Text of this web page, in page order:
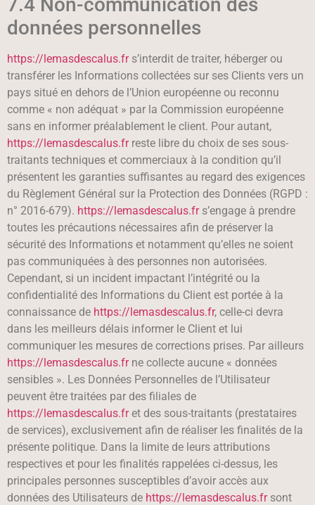
données personnelles
https://lemasdescalus.frs’interdit de traiter, héberger ou
transférer les Informations collectées sur ses Clients vers un
pays situé en dehors de l’Union européenne ou reconnu
comme « non adéquat » par la Commission européenne
sans en informer préalablement le client. Pour autant,
https://lemasdescalus.frreste libre du choix de ses sous-
traitants techniques et commerciaux à la condition qu’il
présentent les garanties suffisantes au regard des exigences
du Règlement Général sur la Protection des Données (RGPD :
n° 2016-679). https://lemasdescalus.frs’engage à prendre
toutes les précautions nécessaires afin de préserver la
sécurité des Informations et notamment qu’elles ne soient
pas communiquées à des personnes non autorisées.
Cependant, si un incident impactant l’intégrité ou la
confidentialité des Informations du Client est portée à la
connaissance de https://lemasdescalus.fr, celle-ci devra
dans les meilleurs délais informer le Client et lui
communiquer les mesures de corrections prises. Par ailleurs
https://lemasdescalus.frne collecte aucune « données
sensibles ». Les Données Personnelles de l’Utilisateur
peuvent être traitées par des filiales de
https://lemasdescalus.fret des sous-traitants (prestataires
de services), exclusivement afin de réaliser les finalités de la
présente politique. Dans la limite de leurs attributions
respectives et pour les finalités rappelées ci-dessus, les
principales personnes susceptibles d’avoir accès aux
données des Utilisateurs de https://lemasdescalus.frsont